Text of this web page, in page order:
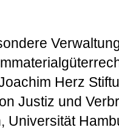
Herz
Justiz und
Universität